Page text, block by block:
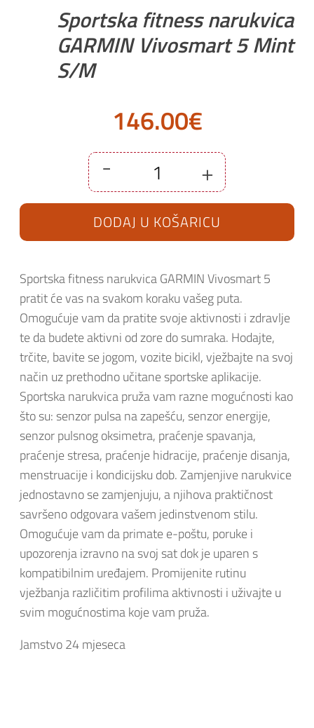
Sportska fitness narukvica
GARMIN Vivosmart 5 Mint
S/M
146.00€
-
fitness
narukvica
Vivosmart
5
Mint
+
DODAJ U KOŠARICU
Sportska fitness narukvica GARMIN Vivosmart 5
pratit će vas na svakom koraku vašeg puta.
Omogućuje vam da pratite svoje aktivnosti i zdravlje
te da budete aktivni od zore do sumraka. Hodajte,
trčite, bavite se jogom, vozite bicikl, vježbajte na svoj
način uz prethodno učitane sportske aplikacije.
Sportska narukvica pruža vam razne mogućnosti kao
što su: senzor pulsa na zapešću, senzor energije,
senzor pulsnog oksimetra, praćenje spavanja,
praćenje stresa, praćenje hidracije, praćenje disanja,
menstruacije i kondicijsku dob. Zamjenjive narukvice
jednostavno se zamjenjuju, a njihova praktičnost
savršeno odgovara vašem jedinstvenom stilu.
Omogućuje vam da primate e-poštu, poruke i
upozorenja izravno na svoj sat dok je uparen s
kompatibilnim uređajem. Promijenite rutinu
vježbanja različitim profilima aktivnosti i uživajte u
svim mogućnostima koje vam pruža.
Jamstvo 24 mjeseca